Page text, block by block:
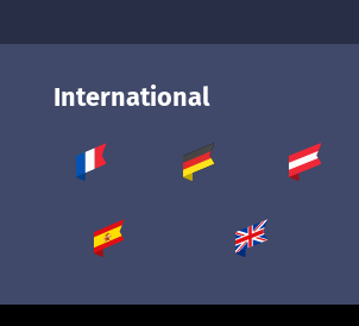
International